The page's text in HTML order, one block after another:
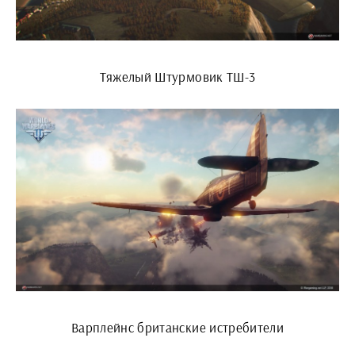
Тяжелый Штурмовик ТШ-3
Варплейнс британские истребители